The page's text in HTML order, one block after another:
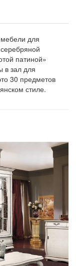
для
патиной»
в зал для
30 предметов
стиле.